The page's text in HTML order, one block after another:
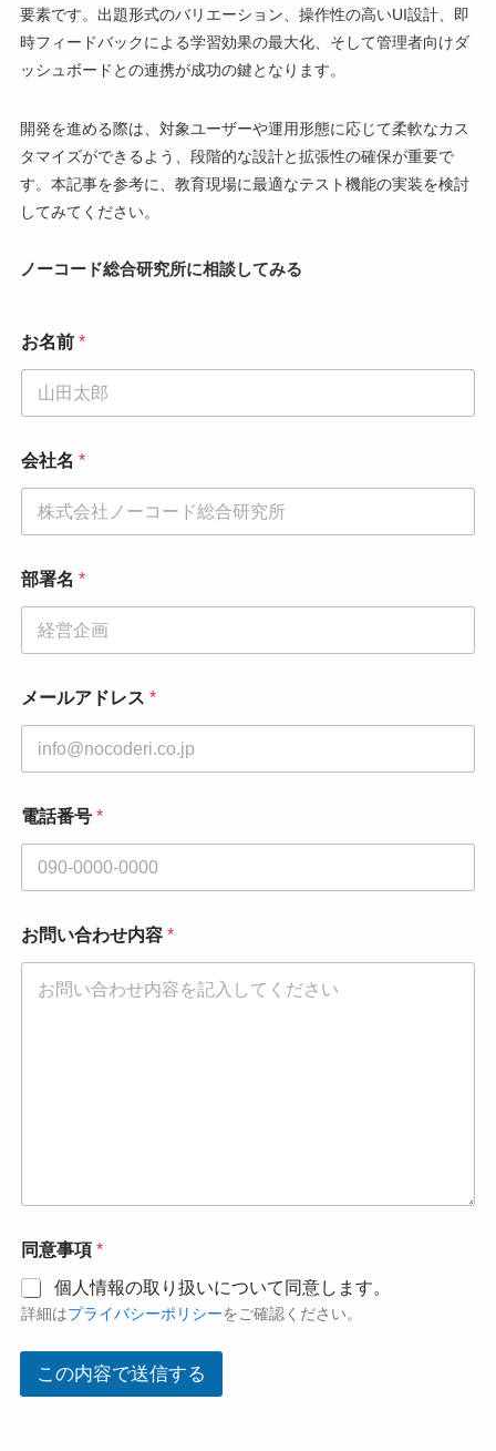
要素です。出題形式のバリエーション、操作性の高いUI設計、即
時フィードバックによる学習効果の最大化、そして管理者向けダ
ッシュボードとの連携が成功の鍵となります。
開発を進める際は、対象ユーザーや運用形態に応じて柔軟なカス
タマイズができるよう、段階的な設計と拡張性の確保が重要で
す。本記事を参考に、教育現場に最適なテスト機能の実装を検討
してみてください。
ノーコード総合研究所に相談してみる
お名前 *
*
電
会社名 *
部署名 *
メールアドレス *
電話番号 *
お問い合わせ内容 *
同意事項 *
個人情報の取り扱いについて同意します。
詳細はプライバシーポリシーをご確認ください。
この内容で送信する